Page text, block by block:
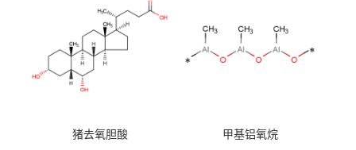
猪去氧胆酸 甲基铝氧烷